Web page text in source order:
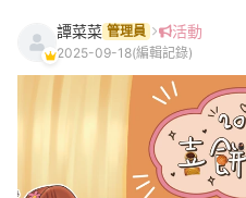
譚菜菜 管理員 活動
2025-09-18(編輯記錄)